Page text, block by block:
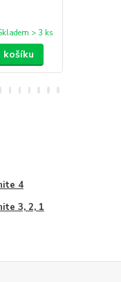
> 3 ks
košíku
4
3, 2, 1